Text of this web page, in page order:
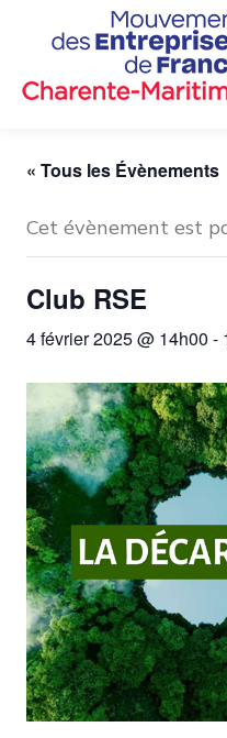
« Tous les Évènements
Cet évènement est
Club RSE
4 février 2025 @ 14h00 -